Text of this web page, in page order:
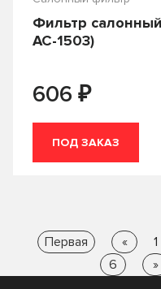
Фильтр
AC-1503)
606 ₽
ПОД ЗАКАЗ
Первая « 1
6
»